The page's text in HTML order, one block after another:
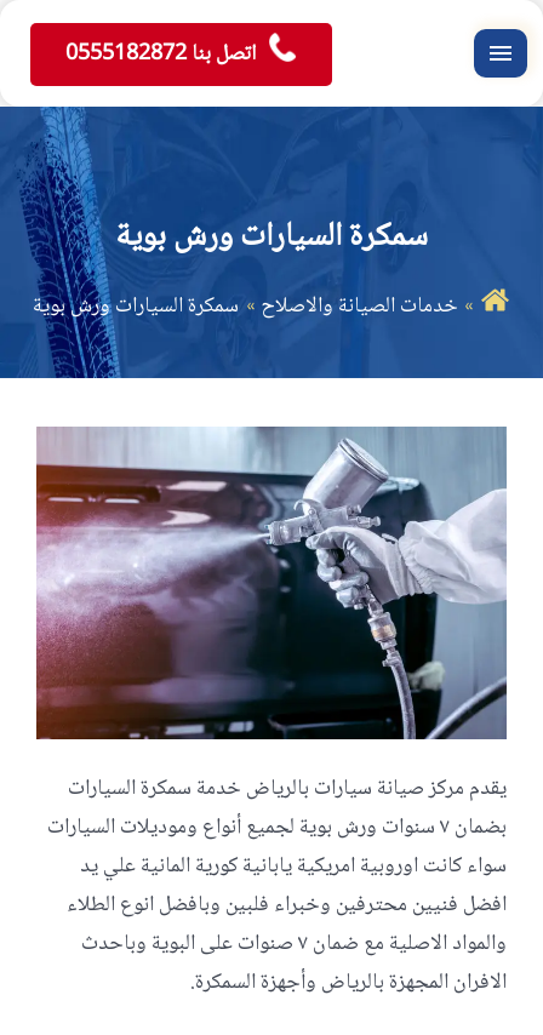
القائمة
اتصل بنا 0555182872
سمكرة السيارات ورش بوية
خدمات الصيانة والاصلاح سمكرة السيارات ورش بوية
يقدم مركز صيانة سيارات بالرياض خدمة سمكرة السيارات
بضمان ٧ سنوات ورش بوية لجميع أنواع وموديلات السيارات
سواء كانت اوروبية امريكية يابانية كورية المانية علي يد
افضل فنيين محترفين وخبراء فلبين وبافضل انوع الطلاء
والمواد الاصلية مع ضمان ٧ صنوات على البوية وباحدث
الافران المجهزة بالرياض وأجهزة السمكرة.